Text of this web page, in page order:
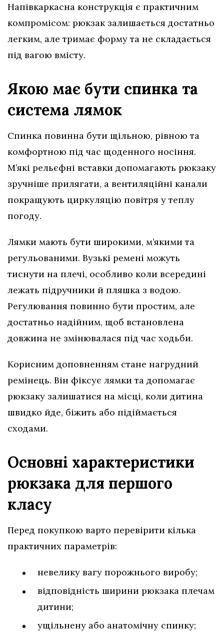
Напівкаркасна конструкція є практичним
компромісом: рюкзак залишається достатньо
легким, але тримає форму та не складається
під вагою вмісту.
Якою має бути спинка та
система лямок
Спинка повинна бути щільною, рівною та
комфортною під час щоденного носіння.
М’які рельєфні вставки допомагають рюкзаку
зручніше прилягати, а вентиляційні канали
покращують циркуляцію повітря у теплу
погоду.
Лямки мають бути широкими, м’якими та
регульованими. Вузькі ремені можуть
тиснути на плечі, особливо коли всередині
лежать підручники й пляшка з водою.
Регулювання повинно бути простим, але
достатньо надійним, щоб встановлена
довжина не змінювалася під час ходьби.
Корисним доповненням стане нагрудний
ремінець. Він фіксує лямки та допомагає
рюкзаку залишатися на місці, коли дитина
швидко йде, біжить або підіймається
сходами.
Основні характеристики
рюкзака для першого
класу
Перед покупкою варто перевірити кілька
практичних параметрів:
невелику вагу порожнього виробу;
відповідність ширини рюкзака плечам
дитини;
ущільнену або анатомічну спинку;